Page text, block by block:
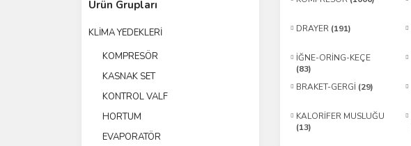
Ürün Grupları
KLİMA YEDEKLERİ
KOMPRESÖR
KASNAK SET
KONTROL VALF
HORTUM
EVAPORATÖR
DRAYER (191)
İĞNE-ORİNG-KEÇE
(83)
BRAKET-GERGİ (29)
KALORİFER MUSLUĞU
(13)